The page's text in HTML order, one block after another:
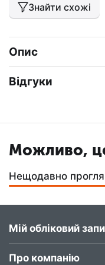
Знайти схожі
Опис
Відгуки
Можливо, це
Нещодавно
Мій обліковий
Про компанію